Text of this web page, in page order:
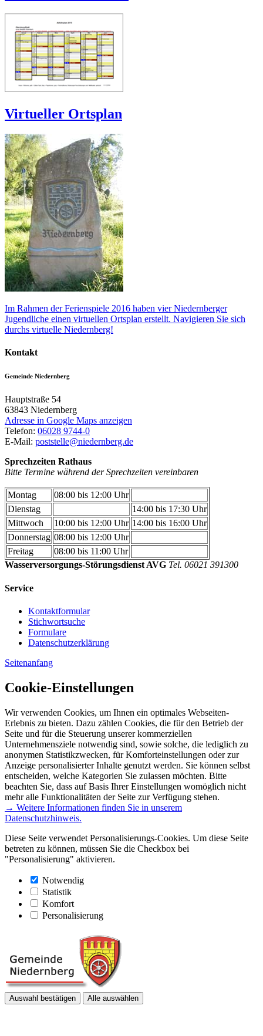
Virtueller Ortsplan
Im Rahmen der Ferienspiele 2016 haben vier Niedernberger
Jugendliche einen virtuellen Ortsplan erstellt. Navigieren Sie sich
durchs virtuelle Niedernberg!
Kontakt
Gemeinde Niedernberg
Hauptstraße 54
63843 Niedernberg
Adresse in Google Maps anzeigen
Telefon: 06028 9744-0
E-Mail: poststelle@niedernberg.de
Sprechzeiten Rathaus
Bitte Termine während der Sprechzeiten vereinbaren
Montag
08:00 bis 12:00 Uhr
Dienstag
14:00 bis 17:30 Uhr
Mittwoch
10:00 bis 12:00 Uhr 14:00 bis 16:00 Uhr
Donnerstag 08:00 bis 12:00 Uhr
Freitag
08:00 bis 11:00 Uhr
Wasserversorgungs-Störungsdienst AVG Tel. 06021 391300
Service
Kontaktformular
Stichwortsuche
Formulare
Datenschutzerklärung
Seitenanfang
Cookie-Einstellungen
Wir verwenden Cookies, um Ihnen ein optimales Webseiten-
Erlebnis zu bieten. Dazu zählen Cookies, die für den Betrieb der
Seite und für die Steuerung unserer kommerziellen
Unternehmensziele notwendig sind, sowie solche, die lediglich zu
anonymen Statistikzwecken, für Komforteinstellungen oder zur
Anzeige personalisierter Inhalte genutzt werden. Sie können selbst
entscheiden, welche Kategorien Sie zulassen möchten. Bitte
beachten Sie, dass auf Basis Ihrer Einstellungen womöglich nicht
mehr alle Funktionalitäten der Seite zur Verfügung stehen.
→ Weitere Informationen finden Sie in unserem
Datenschutzhinweis.
Diese Seite verwendet Personalisierungs-Cookies. Um diese Seite
betreten zu können, müssen Sie die Checkbox bei
"Personalisierung" aktivieren.
Notwendig
Statistik
Komfort
Personalisierung
Auswahl bestätigen Alle auswählen